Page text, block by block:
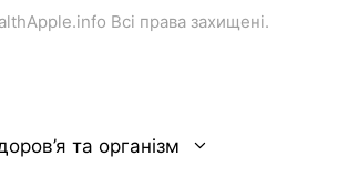
Всі права захищені.
та організм